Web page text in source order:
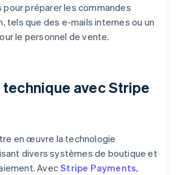
préparer les commandes
tels que des e-mails internes ou un
le personnel de vente.
avec Stripe
en œuvre la technologie
divers systèmes de boutique et
AvecStripe Payments,